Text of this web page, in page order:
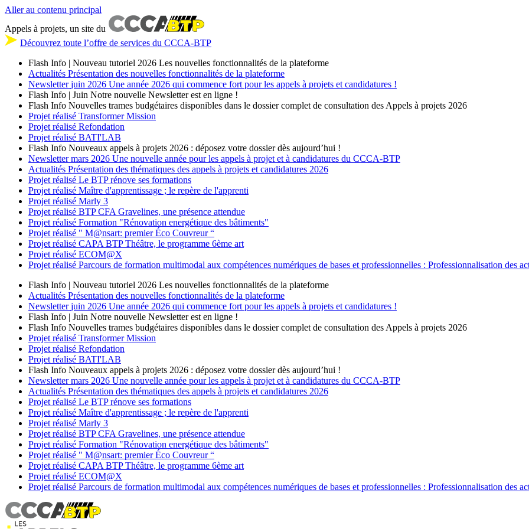
Aller au contenu principal
Appels à projets, un site du
Découvrez toute l’offre de services du CCCA-BTP
Flash Info | Nouveau tutoriel 2026 Les nouvelles fonctionnalités de la plateforme
Actualités Présentation des nouvelles fonctionnalités de la plateforme
Newsletter juin 2026 Une année 2026 qui commence fort pour les appels à projets et candidatures !
Flash Info | Juin Notre nouvelle Newsletter est en ligne !
Flash Info Nouvelles trames budgétaires disponibles dans le dossier complet de consultation des Appels à projets 2026
Projet réalisé Transformer Mission
Projet réalisé Refondation
Projet réalisé BATI'LAB
Flash Info Nouveaux appels à projets 2026 : déposez votre dossier dès aujourd’hui !
Newsletter mars 2026 Une nouvelle année pour les appels à projet et à candidatures du CCCA-BTP
Actualités Présentation des thématiques des appels à projets et candidatures 2026
Projet réalisé Le BTP rénove ses formations
Projet réalisé Maître d'apprentissage ; le repère de l'apprenti
Projet réalisé Marly 3
Projet réalisé BTP CFA Gravelines, une présence attendue
Projet réalisé Formation "Rénovation energétique des bâtiments"
Projet réalisé " M@nsart: premier Éco Couvreur “
Projet réalisé CAPA BTP Théâtre, le programme 6ème art
Projet réalisé ECOM@X
Projet réalisé Parcours de formation multimodal aux compétences numériques de bases et professionnelles : Professionnalisation des
Flash Info | Nouveau tutoriel 2026 Les nouvelles fonctionnalités de la plateforme
Actualités Présentation des nouvelles fonctionnalités de la plateforme
Newsletter juin 2026 Une année 2026 qui commence fort pour les appels à projets et candidatures !
Flash Info | Juin Notre nouvelle Newsletter est en ligne !
Flash Info Nouvelles trames budgétaires disponibles dans le dossier complet de consultation des Appels à projets 2026
Projet réalisé Transformer Mission
Projet réalisé Refondation
Projet réalisé BATI'LAB
Flash Info Nouveaux appels à projets 2026 : déposez votre dossier dès aujourd’hui !
Newsletter mars 2026 Une nouvelle année pour les appels à projet et à candidatures du CCCA-BTP
Actualités Présentation des thématiques des appels à projets et candidatures 2026
Projet réalisé Le BTP rénove ses formations
Projet réalisé Maître d'apprentissage ; le repère de l'apprenti
Projet réalisé Marly 3
Projet réalisé BTP CFA Gravelines, une présence attendue
Projet réalisé Formation "Rénovation energétique des bâtiments"
Projet réalisé " M@nsart: premier Éco Couvreur “
Projet réalisé CAPA BTP Théâtre, le programme 6ème art
Projet réalisé ECOM@X
Projet réalisé Parcours de formation multimodal aux compétences numériques de bases et professionnelles : Professionnalisation des